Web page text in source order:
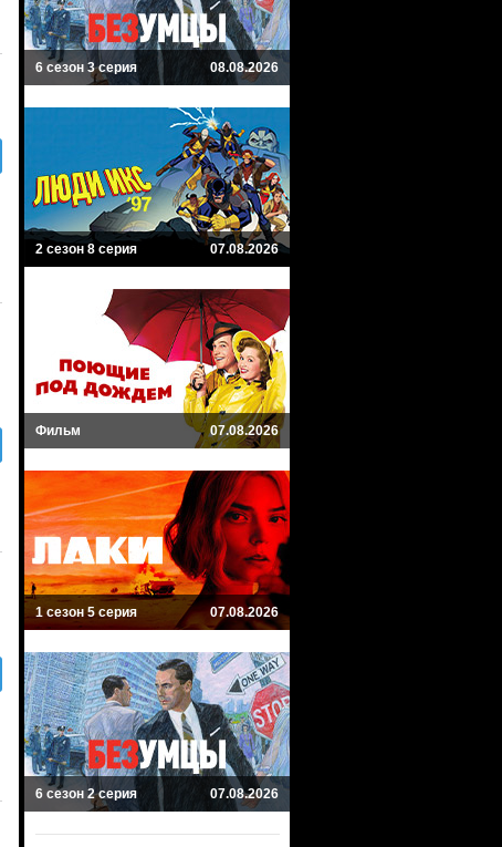
6 сезон 3 серия 08.08.2026
2 сезон 8 серия 07.08.2026
Фильм 07.08.2026
1 сезон 5 серия 07.08.2026
6 сезон 2 серия 07.08.2026